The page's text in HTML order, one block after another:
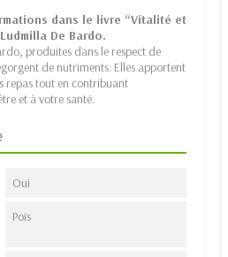
dans le livre “Vitalité et
De Bardo.
, produites dans le respect de
de nutriments. Elles apportent
repas tout en contribuant
et à votre santé.
Oui
Pois